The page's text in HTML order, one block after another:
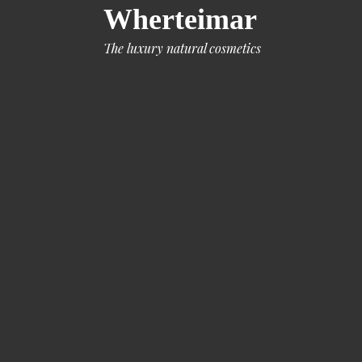
Wherteimar
The luxury natural cosmetics